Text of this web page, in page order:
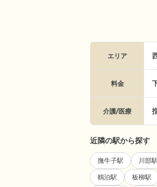
エリア
料金
介護/医療
近隣の駅から探す
撫牛子駅 川部駅
鶴泊駅 板柳駅